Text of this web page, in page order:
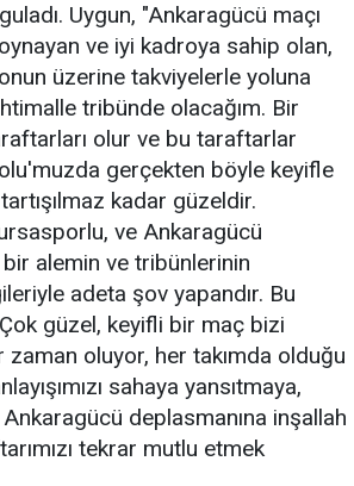
Uygun, "Ankaragücü maçı
ve iyi kadroya sahip olan,
üzerine takviyelerle yoluna
tribünde olacağım. Bir
olur ve bu taraftarlar
gerçekten böyle keyifle
kadar güzeldir.
ve Ankaragücü
alemin ve tribünlerinin
adeta şov yapandır. Bu
güzel, keyifli bir maç bizi
zaman oluyor, her takımda olduğu
sahaya yansıtmaya,
deplasmanına inşallah
tekrar mutlu etmek